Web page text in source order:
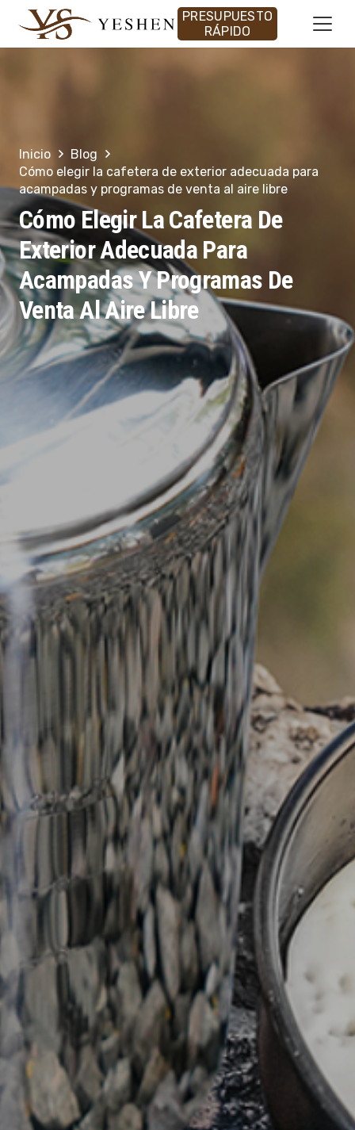
PRESUPUESTO
RÁPIDO
Inicio
Blog
Cómo elegir la cafetera de exterior adecuada para
acampadas y programas de venta al aire libre
Cómo Elegir La Cafetera De
Exterior Adecuada Para
Acampadas Y Programas De
Venta Al Aire Libre